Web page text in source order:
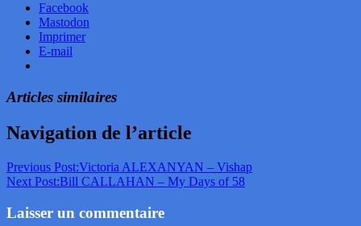
Facebook
Mastodon
Imprimer
E-mail
Articles similaires
Navigation de l’article
Previous Post:Victoria ALEXANYAN – Vishap
Next Post:Bill CALLAHAN – My Days of 58
Laisser un commentaire